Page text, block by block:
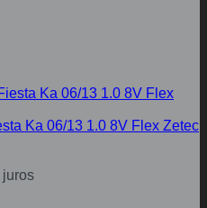
Ka 06/13 1.0 8V Flex Zetec
juros